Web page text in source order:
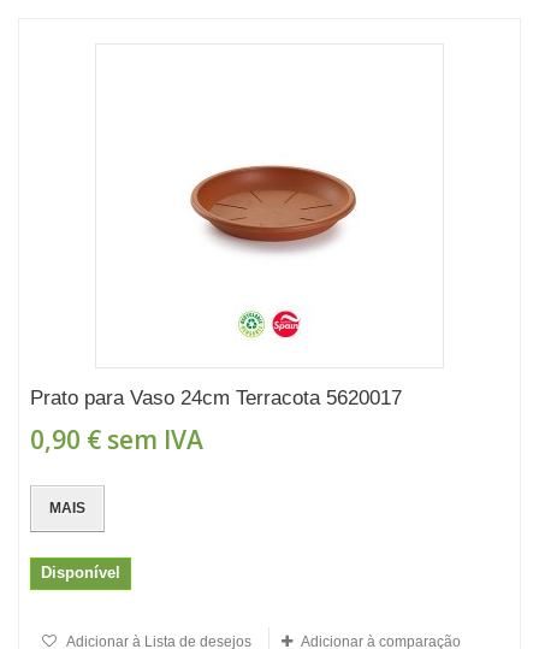
Prato para Vaso 24cm Terracota 5620017
0,90 € sem IVA
MAIS
Disponível
Adicionar à Lista de desejos Adicionar à comparação